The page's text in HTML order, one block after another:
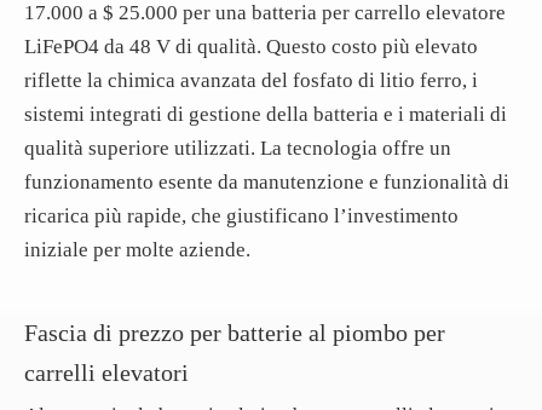
17.000 a $ 25.000 per una batteria per carrello elevatore
LiFePO4 da 48 V di qualità. Questo costo più elevato
riflette la chimica avanzata del fosfato di litio ferro, i
sistemi integrati di gestione della batteria e i materiali di
qualità superiore utilizzati. La tecnologia offre un
funzionamento esente da manutenzione e funzionalità di
ricarica più rapide, che giustificano l’investimento
iniziale per molte aziende.
Fascia di prezzo per batterie al piombo per
carrelli elevatori